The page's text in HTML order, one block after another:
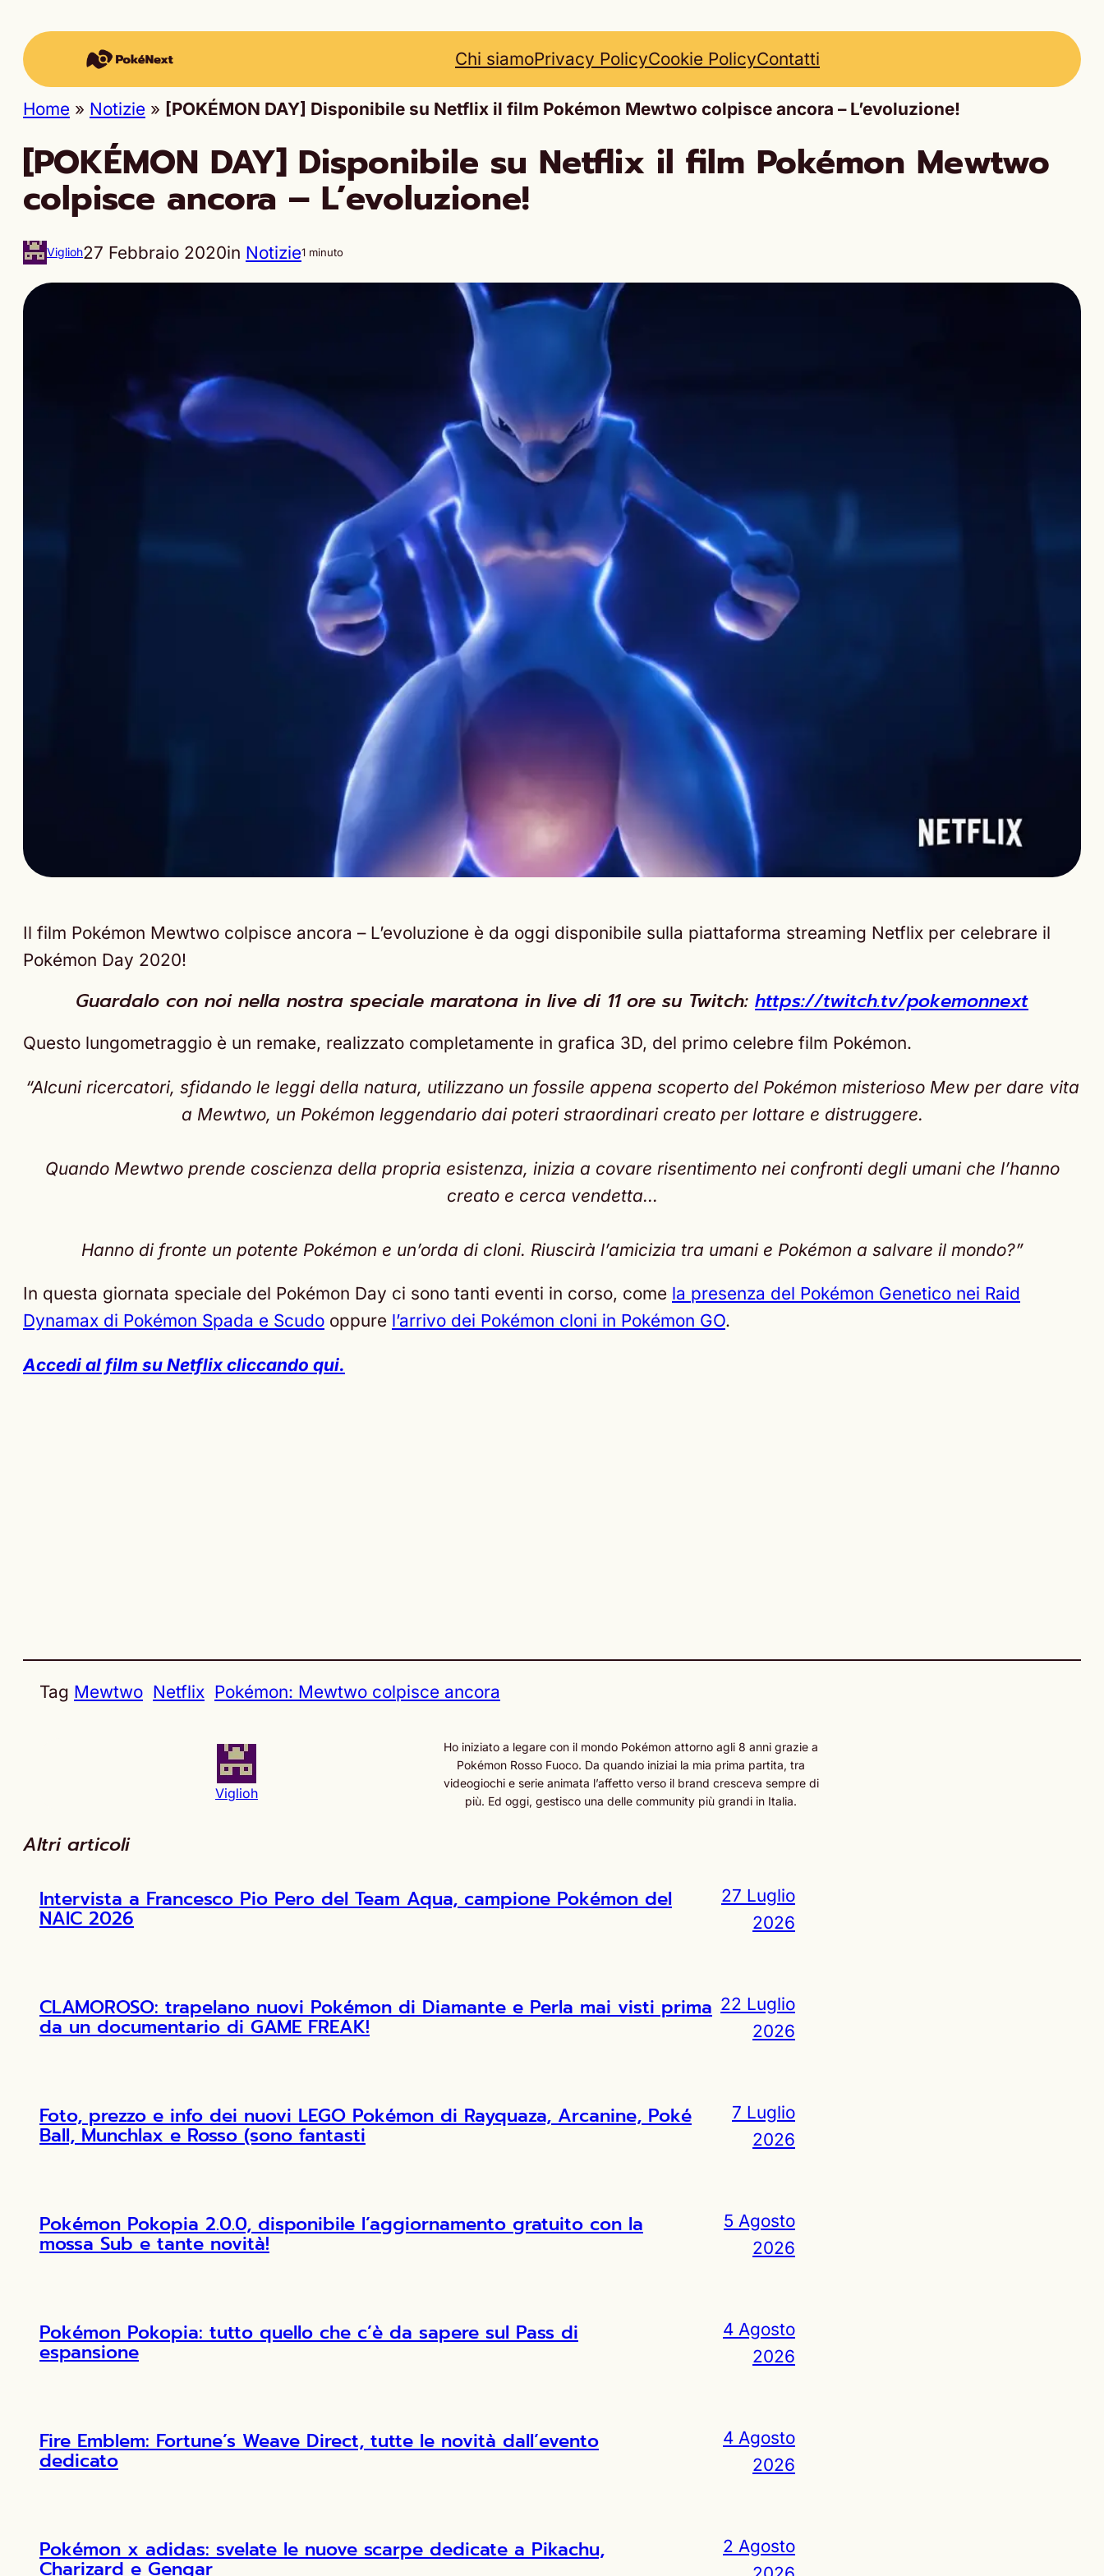
Chi siamoPrivacy PolicyCookie PolicyContatti
Home » Notizie » [POKÉMON DAY] Disponibile su Netflix il film Pokémon Mewtwo colpisce ancora – L’evoluzione!
[POKÉMON DAY] Disponibile su Netflix il film Pokémon Mewtwo
colpisce ancora – L’evoluzione!
Viglioh27 Febbraio 2020in Notizie1 minuto
Il film Pokémon Mewtwo colpisce ancora – L’evoluzione è da oggi disponibile sulla piattaforma streaming Netflix per celebrare il
Pokémon Day 2020!
Guardalo con noi nella nostra speciale maratona in live di 11 ore su Twitch: https://twitch.tv/pokemonnext
Questo lungometraggio è un remake, realizzato completamente in grafica 3D, del primo celebre film Pokémon.
“Alcuni ricercatori, sfidando le leggi della natura, utilizzano un fossile appena scoperto del Pokémon misterioso Mew per dare vita
a Mewtwo, un Pokémon leggendario dai poteri straordinari creato per lottare e distruggere.
Quando Mewtwo prende coscienza della propria esistenza, inizia a covare risentimento nei confronti degli umani che l’hanno
creato e cerca vendetta…
Hanno di fronte un potente Pokémon e un’orda di cloni. Riuscirà l’amicizia tra umani e Pokémon a salvare il mondo?”
In questa giornata speciale del Pokémon Day ci sono tanti eventi in corso, come la presenza del Pokémon Genetico nei Raid
Dynamax di Pokémon Spada e Scudo oppure l’arrivo dei Pokémon cloni in Pokémon GO.
Accedi al film su Netflix cliccando qui.
Tag Mewtwo Netflix Pokémon: Mewtwo colpisce ancora
Viglioh
Ho iniziato a legare con il mondo Pokémon attorno agli 8 anni grazie a
Pokémon Rosso Fuoco. Da quando iniziai la mia prima partita, tra
videogiochi e serie animata l’affetto verso il brand cresceva sempre di
più. Ed oggi, gestisco una delle community più grandi in Italia.
Altri articoli
Intervista a Francesco Pio Pero del Team Aqua, campione Pokémon del
NAIC 2026
27 Luglio
2026
CLAMOROSO: trapelano nuovi Pokémon di Diamante e Perla mai visti prima
da un documentario di GAME FREAK!
22 Luglio
2026
Foto, prezzo e info dei nuovi LEGO Pokémon di Rayquaza, Arcanine, Poké
Ball, Munchlax e Rosso (sono fantasti
7 Luglio
2026
Pokémon Pokopia 2.0.0, disponibile l’aggiornamento gratuito con la
mossa Sub e tante novità!
5 Agosto
2026
Pokémon Pokopia: tutto quello che c’è da sapere sul Pass di
espansione
4 Agosto
2026
Fire Emblem: Fortune’s Weave Direct, tutte le novità dall’evento
dedicato
4 Agosto
2026
Pokémon x adidas: svelate le nuove scarpe dedicate a Pikachu,
Charizard e Gengar
2 Agosto